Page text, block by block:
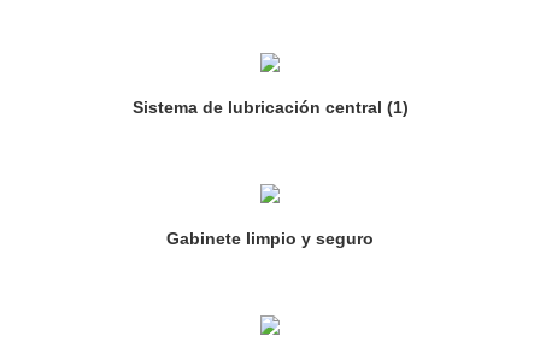
Sistema de lubricación central (1)
Gabinete limpio y seguro